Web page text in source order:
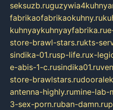
seksuzb.ru
fabrikaofabrikaokuhny.ru
kuhnyaykuhnyayfabrika.ru
store-brawl-stars.rukts-
sindika-01.rusp-life.rux-
e-abis-1-c.rusindika01.ru
store-brawlstars.ru
antenna-highly.rumine-lab-
3-sex-porn.ruban-damn.ru